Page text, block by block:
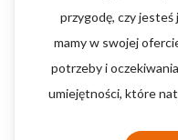
przygodę, czy jesteś
mamy w swojej
potrzeby i
umiejętności, które